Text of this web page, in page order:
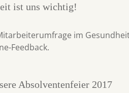
ist uns wichtig!
im
Feedback.
Absolventenfeier 2017